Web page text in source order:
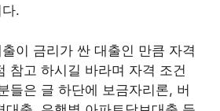
.
이 금리가 싼 대출인 만큼 자격
참고 하시길 바라며 자격 조건
들은 글 하단에 보금자리론, 버